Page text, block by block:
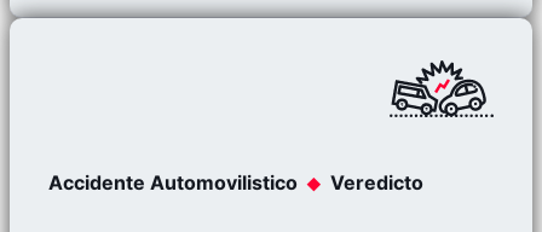
Accidente Automovilistico Veredicto